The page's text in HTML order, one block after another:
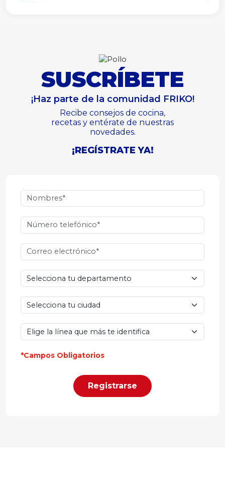
SUSCRÍBETE
¡Haz parte de la comunidad FRIKO!
Recibe consejos de cocina,
recetas y entérate de nuestras
novedades.
¡REGÍSTRATE YA!
*Campos Obligatorios
Registrarse